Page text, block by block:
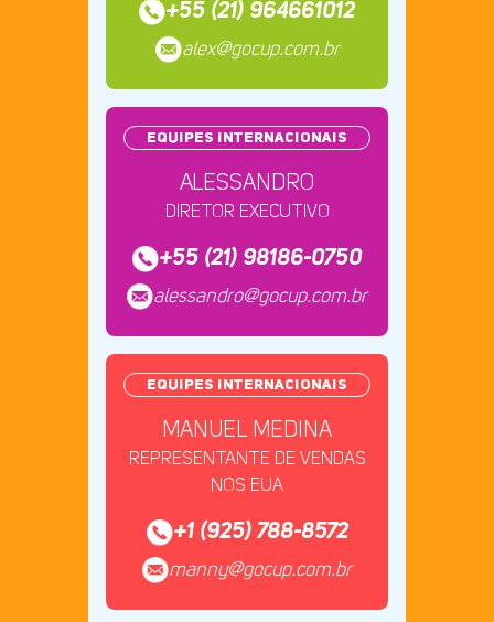
+55 (21) 964661012
alex@gocup.com.br
EQUIPES INTERNACIONAIS
ALESSANDRO
DIRETOR EXECUTIVO
+55 (21) 98186-0750
alessandro@gocup.com.br
EQUIPES INTERNACIONAIS
MANUEL MEDINA
REPRESENTANTE DE VENDAS
NOS EUA
+1 (925) 788-8572
manny@gocup.com.br